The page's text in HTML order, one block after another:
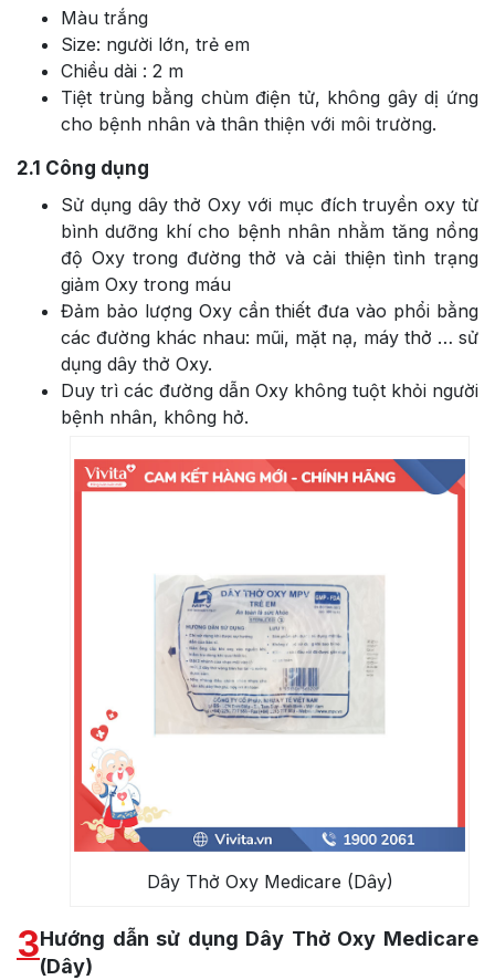
Màu trắng
Size: người lớn, trẻ em
Chiều dài : 2 m
Tiệt trùng bằng chùm điện tử, không gây dị ứng
cho bệnh nhân và thân thiện với môi trường.
2.1 Công dụng
Sử dụng dây thở Oxy với mục đích truyền oxy từ
bình dưỡng khí cho bệnh nhân nhằm tăng nồng
độ Oxy trong đường thở và cải thiện tình trạng
giảm Oxy trong máu
Đảm bảo lượng Oxy cần thiết đưa vào phổi bằng
các đường khác nhau: mũi, mặt nạ, máy thở … sử
dụng dây thở Oxy.
Duy trì các đường dẫn Oxy không tuột khỏi người
bệnh nhân, không hở.
Dây Thở Oxy Medicare (Dây)
3Hướng dẫn sử dụng Dây Thở Oxy Medicare
(Dây)